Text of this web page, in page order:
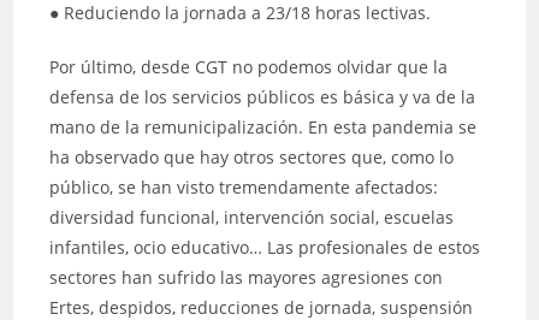
● Reduciendo la jornada a 23/18 horas lectivas.
Por último, desde CGT no podemos olvidar que la
defensa de los servicios públicos es básica y va de la
mano de la remunicipalización. En esta pandemia se
ha observado que hay otros sectores que, como lo
público, se han visto tremendamente afectados:
diversidad funcional, intervención social, escuelas
infantiles, ocio educativo… Las profesionales de estos
sectores han sufrido las mayores agresiones con
Ertes, despidos, reducciones de jornada, suspensión